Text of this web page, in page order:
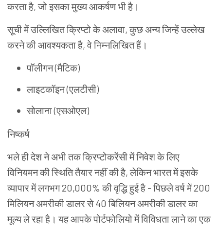
करताहै,जोइसकामुख्यआकर्षणभीहै।
सूचीमेंउल्लिखितक्रिप्टोकेअलावा,कुछअन्यजिन्हेंउल्लेख
करनेकीआवश्यकताहै,वेनिम्नलिखितहैं।
पॉलीगन (मैटिक)
लाइटकॉइन(एलटीसी)
सोलाना(एसओएल)
निष्कर्ष
भलेहीदेशनेअभीतकक्रिप्टोकरेंसीमेंनिवेशकेलिए
विनियमनकीस्थितितैयारनहींकीहै,लेकिनभारतमेंइसके
व्यापारमेंलगभग20,000%कीवृद्धिहुईहै -पिछलेवर्षमें200
मिलियनअमरीकीडालरसे40बिलियनअमरीकीडालरका
मूल्यलेरहाहै। यहआपकेपोर्टफोलियोमेंविविधतालानेकाएक